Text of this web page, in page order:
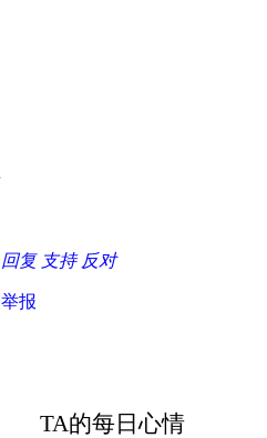
回复 支持 反对
举报
TA的每日心情